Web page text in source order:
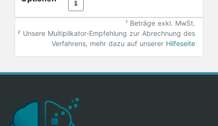
¹ Beträge exkl. MwSt.
² Unsere Multiplikator-Empfehlung zur Abrechnung des
Verfahrens, mehr dazu auf unserer Hilfeseite